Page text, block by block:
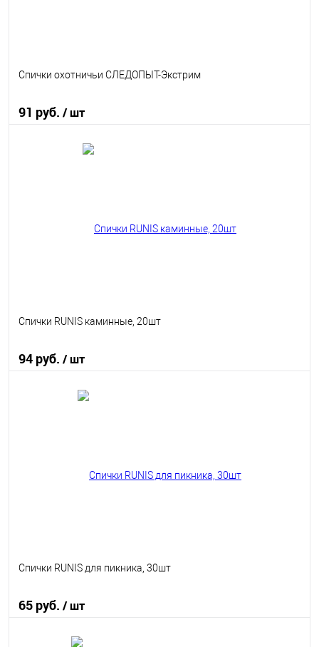
Спички охотничьи СЛЕДОПЫТ-Экстрим
91 руб. / шт
Спички RUNIS каминные, 20шт
94 руб. / шт
Спички RUNIS для пикника, 30шт
65 руб. / шт